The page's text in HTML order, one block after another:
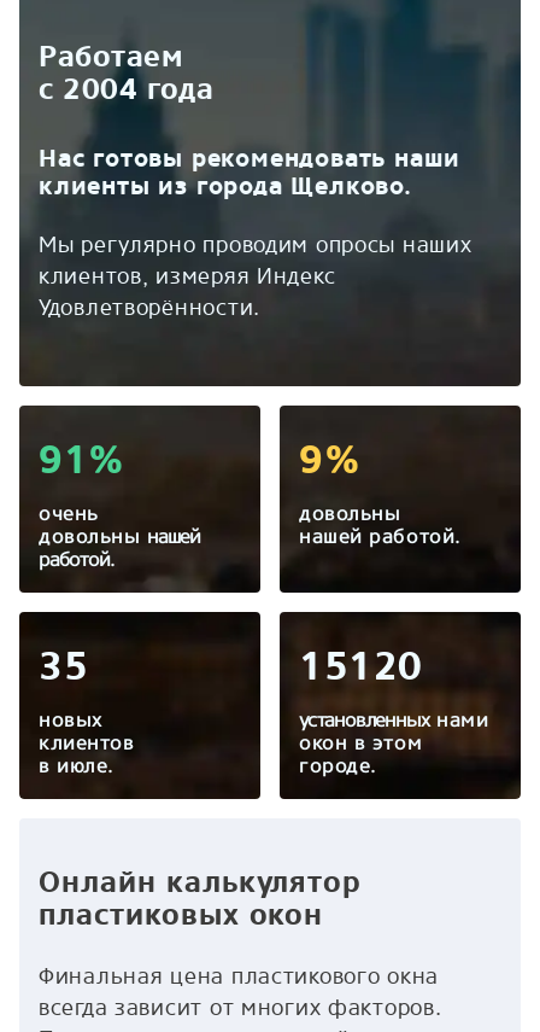
Работаем
с 2004 года
Нас готовы рекомендовать наши
клиенты из города Щелково.
Мы регулярно проводим опросы наших
клиентов, измеряя Индекс
Удовлетворённости.
15120
установленныхнами
окон в этом
городе.
35
новых
клиентов
в июле.
91%
очень
довольны нашей
работой.
9%
довольны
нашей работой.
Онлайн калькулятор
пластиковых окон
Финальная цена пластикового окна
всегда зависит от многих факторов.